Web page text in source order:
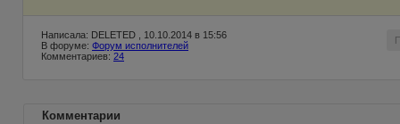
Написала: DELETED , 10.10.2014 в 15:56
В форуме: Форум исполнителей
Комментариев: 24
Комментарии